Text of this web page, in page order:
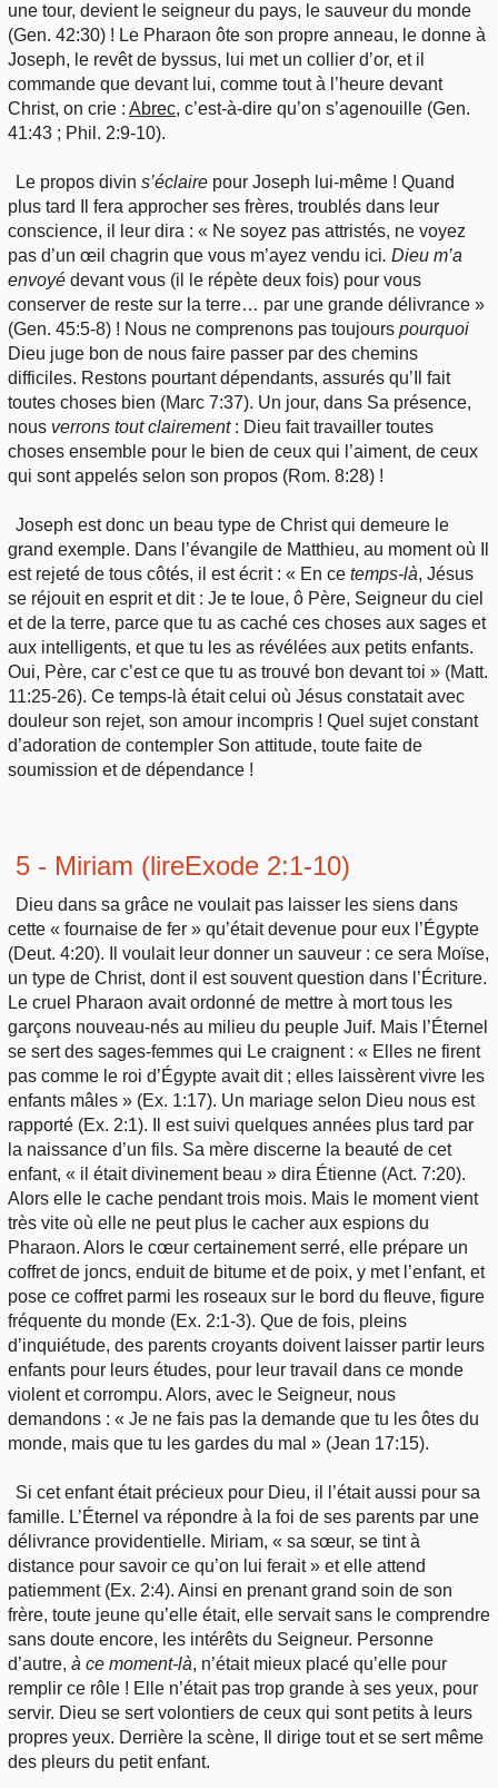
une tour, devient le seigneur du pays, le sauveur du monde
(Gen. 42:30) ! Le Pharaon ôte son propre anneau, le donne à
Joseph, le revêt de byssus, lui met un collier d’or, et il
commande que devant lui, comme tout à l’heure devant
Christ, on crie : Abrec, c’est-à-dire qu’on s’agenouille (Gen.
41:43 ; Phil. 2:9-10).
Le propos divins’éclaire pour Joseph lui-même ! Quand
plus tard Il fera approcher ses frères, troublés dans leur
conscience, il leur dira : « Ne soyez pas attristés, ne voyez
pas d’un œil chagrin que vous m’ayez vendu ici. Dieu m’a
envoyé devant vous (il le répète deux fois) pour vous
conserver de reste sur la terre… par une grande délivrance »
(Gen. 45:5-8) ! Nous ne comprenons pas toujours pourquoi
Dieu juge bon de nous faire passer par des chemins
difficiles. Restons pourtant dépendants, assurés qu’Il fait
toutes choses bien (Marc 7:37). Un jour, dans Sa présence,
nous verrons tout clairement: Dieu fait travailler toutes
choses ensemble pour le bien de ceux qui l’aiment, de ceux
qui sont appelés selon son propos (Rom. 8:28) !
Joseph est donc un beau type de Christ qui demeure le
grand exemple. Dans l’évangile de Matthieu, au moment où Il
est rejeté de tous côtés, il est écrit : « En ce temps-là, Jésus
se réjouit en esprit et dit : Je te loue, ô Père, Seigneur du ciel
et de la terre, parce que tu as caché ces choses aux sages et
aux intelligents, et que tu les as révélées aux petits enfants.
Oui, Père, car c’est ce que tu as trouvé bon devant toi » (Matt.
11:25-26). Ce temps-là était celui où Jésus constatait avec
douleur son rejet, son amour incompris ! Quel sujet constant
d’adoration de contempler Son attitude, toute faite de
soumission et de dépendance !
5 - Miriam (lireExode 2:1-10)
Dieu dans sa grâce ne voulait pas laisser les siens dans
cette « fournaise de fer » qu’était devenue pour eux l’Égypte
(Deut. 4:20). Il voulait leur donner un sauveur : ce sera Moïse,
un type de Christ, dont il est souvent question dans l’Écriture.
Le cruel Pharaon avait ordonné de mettre à mort tous les
garçons nouveau-nés au milieu du peuple Juif. Mais l’Éternel
se sert des sages-femmes qui Le craignent : « Elles ne firent
pas comme le roi d’Égypte avait dit ; elles laissèrent vivre les
enfants mâles » (Ex. 1:17). Un mariage selon Dieu nous est
rapporté (Ex. 2:1). Il est suivi quelques années plus tard par
la naissance d’un fils. Sa mère discerne la beauté de cet
enfant, « il était divinement beau » dira Étienne (Act. 7:20).
Alors elle le cache pendant trois mois. Mais le moment vient
très vite où elle ne peut plus le cacher aux espions du
Pharaon. Alors le cœur certainement serré, elle prépare un
coffret de joncs, enduit de bitume et de poix, y met l’enfant, et
pose ce coffret parmi les roseaux sur le bord du fleuve, figure
fréquente du monde (Ex. 2:1-3). Que de fois, pleins
d’inquiétude, des parents croyants doivent laisser partir leurs
enfants pour leurs études, pour leur travail dans ce monde
violent et corrompu. Alors, avec le Seigneur, nous
demandons : « Je ne fais pas la demande que tu les ôtes du
monde, mais que tu les gardes du mal » (Jean 17:15).
Si cet enfant était précieux pour Dieu, il l’était aussi pour sa
famille. L’Éternel va répondre à la foi de ses parents par une
délivrance providentielle. Miriam, « sa sœur, se tint à
distance pour savoir ce qu’on lui ferait » et elle attend
patiemment (Ex. 2:4). Ainsi en prenant grand soin de son
frère, toute jeune qu’elle était, elle servait sans le comprendre
sans doute encore, les intérêts du Seigneur. Personne
d’autre, à ce moment-là, n’était mieux placé qu’elle pour
remplir ce rôle ! Elle n’était pas trop grande à ses yeux, pour
servir. Dieu se sert volontiers de ceux qui sont petits à leurs
propres yeux. Derrière la scène, Il dirige tout et se sert même
des pleurs du petit enfant.